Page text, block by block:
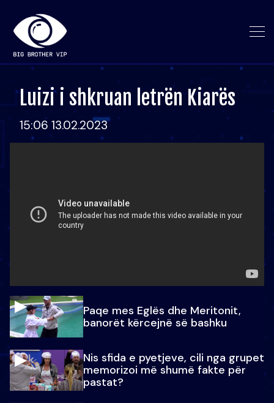
Luizi i shkruan letrën Kiarës
15:06 13.02.2023
Paqe mes Eglës dhe Meritonit,
banorët kërcejnë së bashku
Nis sfida e pyetjeve, cili nga grupet
memorizoi më shumë fakte për
pastat?